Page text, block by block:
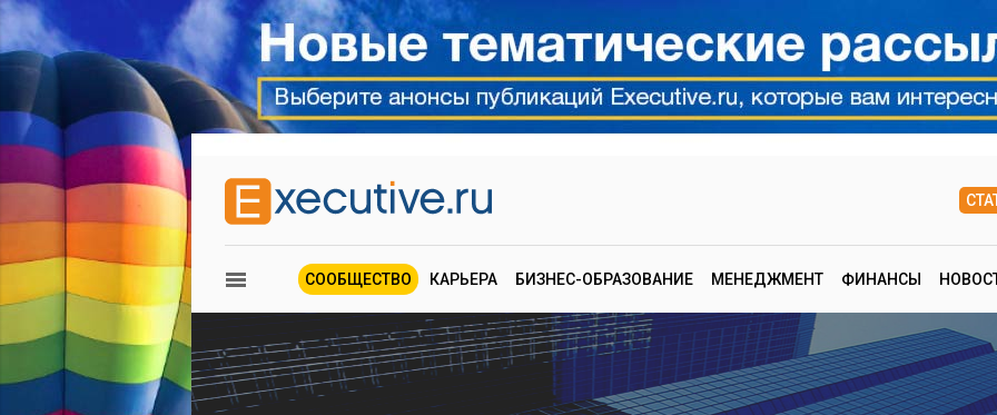
СООБЩЕСТВО КАРЬЕРА БИЗНЕС-ОБРАЗОВАНИЕ МЕНЕДЖМЕНТ ФИНАНСЫ